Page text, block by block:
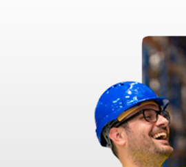
de entrega se alarga.
plataformas de material médico.